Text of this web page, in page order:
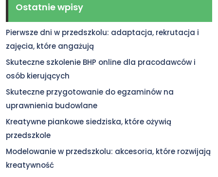
Ostatnie wpisy
Pierwsze dni w przedszkolu: adaptacja, rekrutacja i
zajęcia, które angażują
Skuteczne szkolenie BHP online dla pracodawców i
osób kierujących
Skuteczne przygotowanie do egzaminów na
uprawnienia budowlane
Kreatywne piankowe siedziska, które ożywią
przedszkole
Modelowanie w przedszkolu: akcesoria, które rozwijają
kreatywność